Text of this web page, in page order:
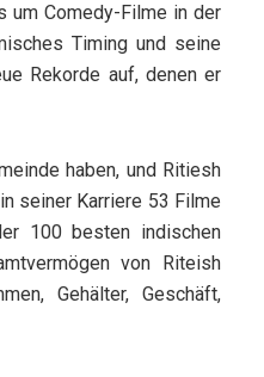
um Comedy-Filme in der
Timing und seine
Rekorde auf, denen er
haben, und Ritiesh
seiner Karriere 53 Filme
100 besten indischen
von Riteish
Gehälter, Geschäft,